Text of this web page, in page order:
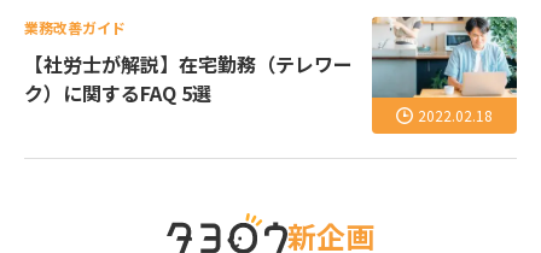
2022.02.18
業務改善ガイド
【社労士が解説】在宅勤務（テレワー
ク）に関するFAQ 5選
新企画